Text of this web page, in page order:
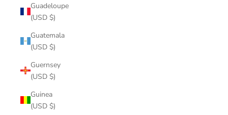
Guadeloupe
(USD $)
Guatemala
(USD $)
Guernsey
(USD $)
Guinea
(USD $)